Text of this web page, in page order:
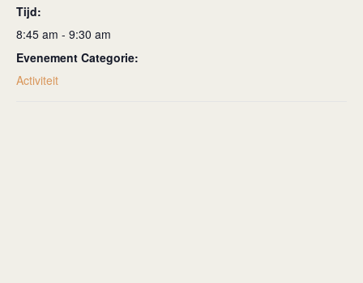
Tijd:
8:45 am - 9:30 am
Evenement Categorie:
Activiteit